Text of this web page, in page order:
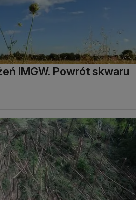
IMGW. Powrót skwaru